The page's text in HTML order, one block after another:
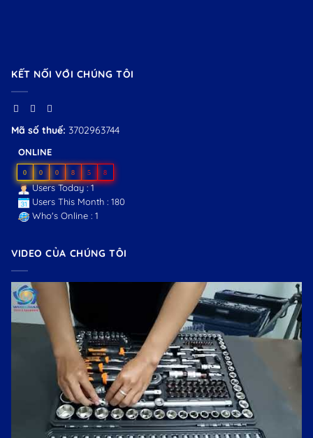
KẾT NỐI VỚI CHÚNG TÔI
Mã số thuế: 3702963744
ONLINE
0 0 0 8 5 8
Users Today : 1
Users This Month : 180
Who's Online : 1
VIDEO CỦA CHÚNG TÔI